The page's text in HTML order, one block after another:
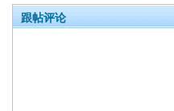
跟帖评论